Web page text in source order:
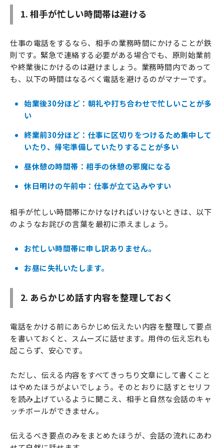
1. 相手が忙しい時間帯は避ける
仕事の電話をするなら、相手の業務時間にかけることが鉄
則です。緊急で連絡する必要がある場合でも、原則始業前
や終業後にかけるのは避けましょう。業務時間内であって
も、以下の時間はなるべく電話を避けるのがマナーです。
始業後30分ほど：朝礼や打ち合わせで忙しいことが多
い
終業前30分ほど：仕事に区切りをつけるため集中して
いたり、帰宅準備していたりすることが多い
昼休憩の時間帯：相手の休憩の邪魔になる
休日明けの午前中：仕事が立て込みやすい
相手が忙しい時間帯にかけなければいけないときは、以下
のようなお詫びの言葉を最初に添えましょう。
お忙しい時間帯に申し訳ありません。
お昼に失礼いたします。
2. あらかじめ話す内容を整理しておく
電話をかける前にあらかじめ伝えたい内容を整理して要点
を書いておくと、スムーズに話せます。用件の伝え忘れも
起こらず、安心です。
ただし、伝える内容をすべてきっちり文章にして書くこと
はやめたほうがよいでしょう。そのとおりに話すとセリフ
を読み上げているように聞こえ、相手と自然な会話のキャ
ッチボールができません。
伝えるべき要点のみをまとめたほうが、会話の流れにあわ